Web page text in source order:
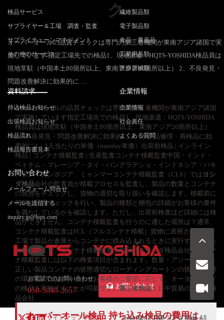
ク
オーバーオールの品質チェックは専門の第三者機関が東南アジア諸国で実
施しています 指定工場先での検品1、現地派遣：HQTS-YOSHIDA検品員は
現地常駐（中国本土80箇所以上、東南アジア26箇所以上） 2、不良発見・
問題改善解決に効果的に …
オーバーオールの品質チェックは専門の第三者機関が東南アジア諸国
で実施しています指定工場先での検品1、現地派遣：HQTS-YOSHIDA
検品員は現地常駐（中国本土80箇所以上、東南アジア26箇所以上）
2、不良発見・問題改善解決に効果的に 3、不良品修理・再検品に効
率的に4、1人当たりの単価（manday単価）出荷前検品 | インライン
検品 | コンテナ積載監査 | 生産監査コンテナ積載監査中国・インド・
ベトナム・マレーシア・タイ・バングラデシュ・インドネシア・パキ
スタン・カンボジア、ミャンマーコンテナ積載監査（CLS）では ヨシ
ダ検品会社の監査員が積載プロセスを監査し、製品の数量とコンテナ
の状態をチェックし、貨物の適切な取り扱いを確認します。積載前に
簡単な品質チェックを行い、製品の種類と梱包の詳細がお客様の要件
を満たしているかを確認します。ただし、出荷前検査ほど詳細には検
品ができません。コンテナ積載監査を行うのに適した場所は？通常、
コンテナ積載監査はFCL（フルコンテナ積載）貨物に適用されます。
工場で製品が倉庫からコンテナに積み込まれるときに実行することを
お勧めします。コンテナ積載監査の内容は？ヨシダ検品会社のコンテ
ナ積載監査には以下の検査項目が含まれます。数量・アソートメント
正しい製品コンテナの状態適切なローディングカートンの状態積載時
の環境荷印上記以外にも、お客様のご要望に応じて、オーダーメイド
の検品を実施することが可能です。第三者検品丨日中貿易のヨシダ検
品会社
オーバーオール検品 持ち込み検品の費用は、
検品サービス
サプライヤー＆工場 調査・監査
サプライチェーンマネジメント
その他のサービス
繊維製品類
電子製品類
食品・農産品
工業用品類
医療器械類
資料請求
持込検品お知らせ
出張検品お知らせ
検品流れ
検品報告書見本
企業情報
企業情報
社会責任
よくある質問
お問い合わせ
メールフォーム問合せ
メールを送信する
inquiry.jp@hqts.com
お電話でのお問い合わせ
050-5840-2657
お問い合わせ
サイトマップ 利用規 Copyright ©2026ヨシダ 検品All